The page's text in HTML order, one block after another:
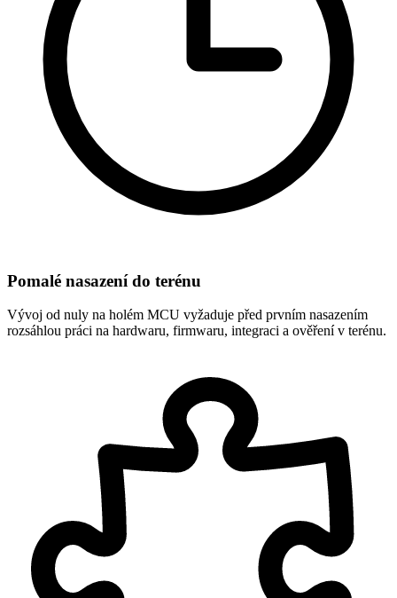
Pomalé nasazení do terénu
Vývoj od nuly na holém MCU vyžaduje před prvním nasazením
rozsáhlou práci na hardwaru, firmwaru, integraci a ověření v terénu.